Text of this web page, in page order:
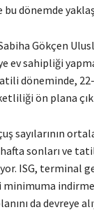
bu dönemde
Gökçen
ev sahipliği
döneminde, 22-
ön plana
sayılarının
sonları ve
ISG, terminal
minimuma
da devreye